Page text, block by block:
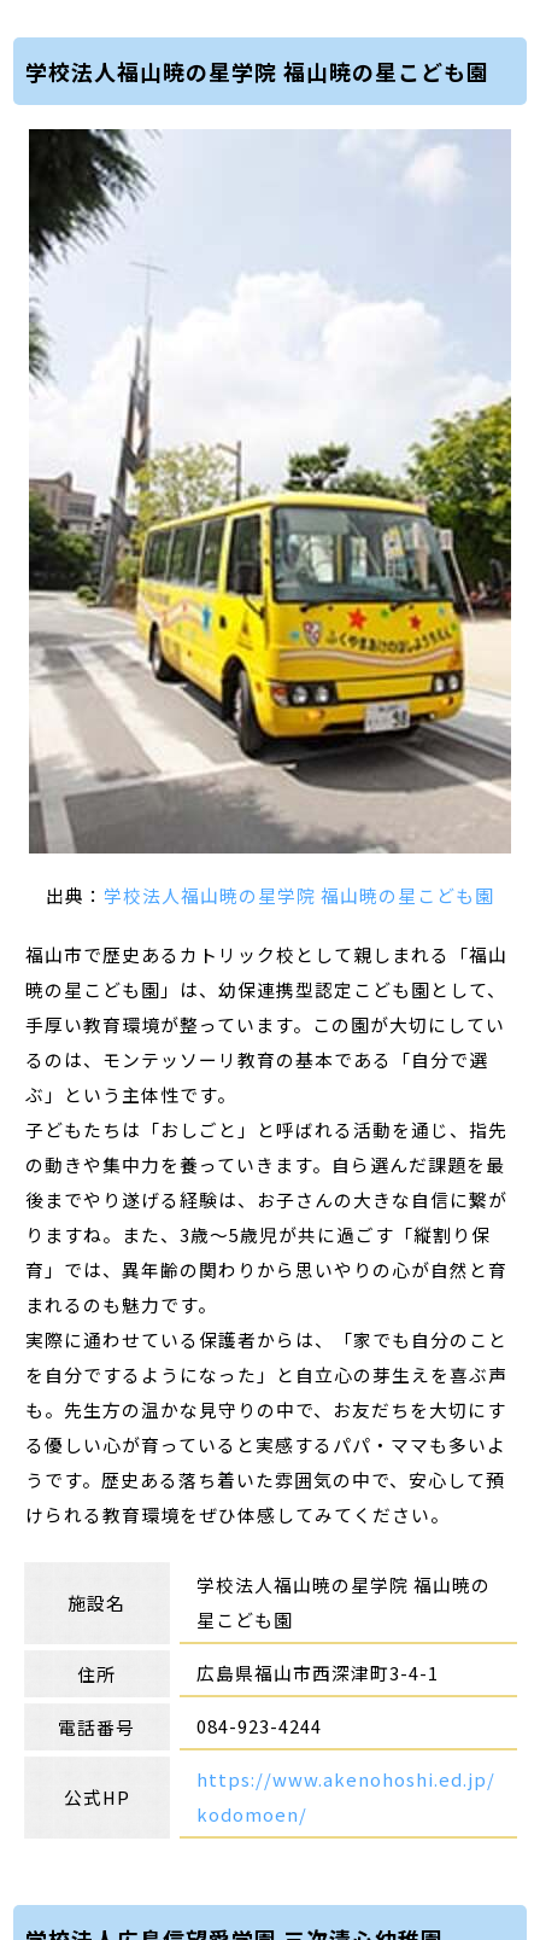
学校法人福山暁の星学院 福山暁の星こども園
出典： 学校法人福山暁の星学院 福山暁の星こども園
福山市で歴史あるカトリック校として親しまれる「福山
暁の星こども園」は、幼保連携型認定こども園として、
手厚い教育環境が整っています。この園が大切にしてい
るのは、モンテッソーリ教育の基本である「自分で選
ぶ」という主体性です。
子どもたちは「おしごと」と呼ばれる活動を通じ、指先
の動きや集中力を養っていきます。自ら選んだ課題を最
後までやり遂げる経験は、お子さんの大きな自信に繋が
りますね。また、3歳～5歳児が共に過ごす「縦割り保
育」では、異年齢の関わりから思いやりの心が自然と育
まれるのも魅力です。
実際に通わせている保護者からは、「家でも自分のこと
を自分でするようになった」と自立心の芽生えを喜ぶ声
も。先生方の温かな見守りの中で、お友だちを大切にす
る優しい心が育っていると実感するパパ・ママも多いよ
うです。歴史ある落ち着いた雰囲気の中で、安心して預
けられる教育環境をぜひ体感してみてください。
施設名
学校法人福山暁の星学院 福山暁の
星こども園
住所 広島県福山市西深津町3-4-1
電話番号 084-923-4244
公式HP
https://www.akenohoshi.ed.jp/
kodomoen/